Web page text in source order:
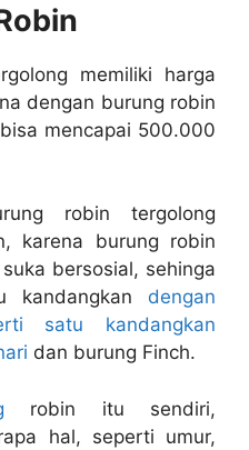
memiliki harga
dengan burung robin
mencapai 500.000
robin tergolong
karena burung robin
bersosial, sehinga
kandangkan dengan
satu kandangkan
dan burung Finch.
robin itu sendiri,
hal, seperti umur,